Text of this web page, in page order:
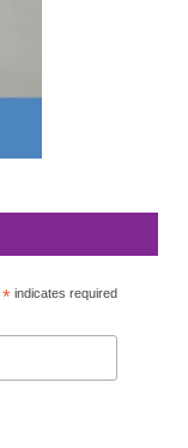
*indicates required